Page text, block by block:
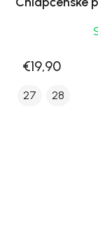
€19,90
27 28